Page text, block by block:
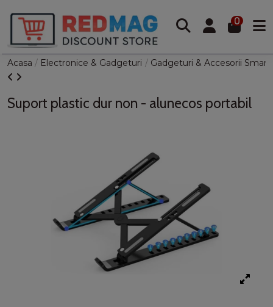
0
Acasa Electronice & Gadgeturi Gadgeturi & Accesorii Smart
Suport plastic dur non - alunecos portabil